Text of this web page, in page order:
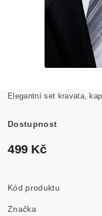
Elegantní set kravata,
Dostupnost
499 Kč
Kód produktu
Značka